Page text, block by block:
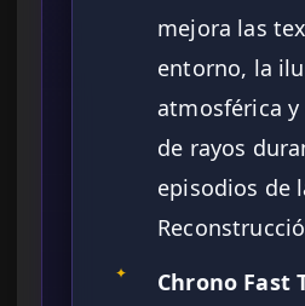
mejora las
entorno, la
atmosférica
de rayos
episodios de
✦
Chrono Fast